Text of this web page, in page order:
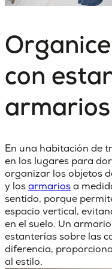
con
En una habitación de
en los lugares para
organizar los objetos
y losarmariosa
sentido, porque
espacio vertical,
en el suelo. Un
estanterías sobre las
diferencia,
al estilo.